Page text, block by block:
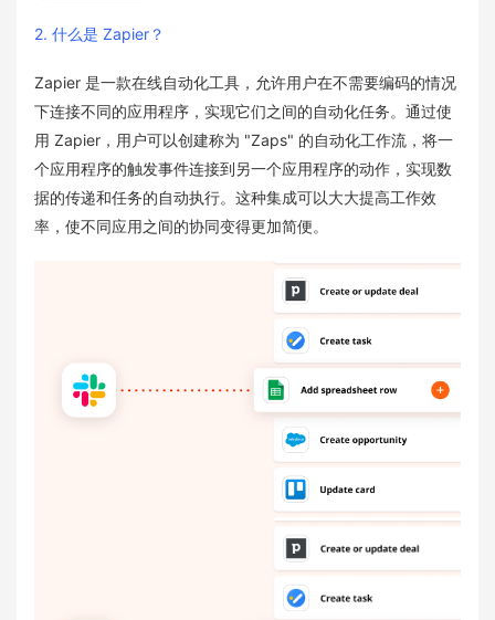
2. 什么是 Zapier？
Zapier 是一款在线自动化工具，允许用户在不需要编码的情况
下连接不同的应用程序，实现它们之间的自动化任务。通过使
用 Zapier，用户可以创建称为 "Zaps" 的自动化工作流，将一
个应用程序的触发事件连接到另一个应用程序的动作，实现数
据的传递和任务的自动执行。这种集成可以大大提高工作效
率，使不同应用之间的协同变得更加简便。